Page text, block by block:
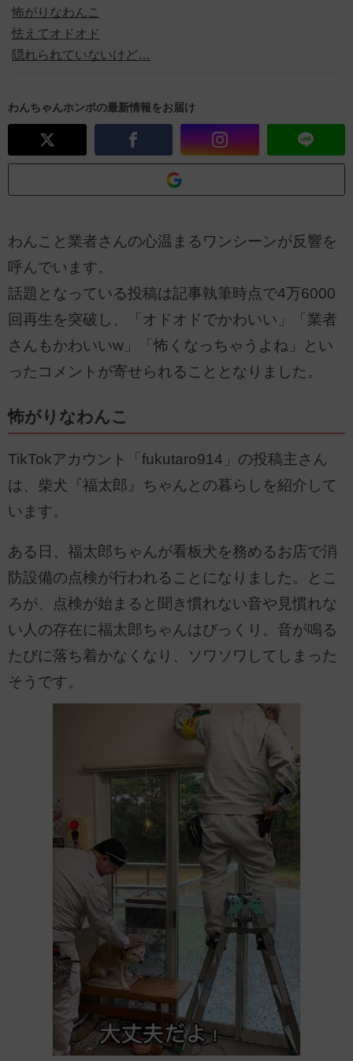
怖がりなわんこ
怯えてオドオド
隠れられていないけど…
わんちゃんホンポの最新情報をお届け
わんこと業者さんの心温まるワンシーンが反響を
呼んでいます。
話題となっている投稿は記事執筆時点で4万6000
回再生を突破し、「オドオドでかわいい」「業者
さんもかわいいw」「怖くなっちゃうよね」とい
ったコメントが寄せられることとなりました。
怖がりなわんこ
TikTokアカウント「fukutaro914」の投稿主さん
は、柴犬『福太郎』ちゃんとの暮らしを紹介して
います。
ある日、福太郎ちゃんが看板犬を務めるお店で消
防設備の点検が行われることになりました。とこ
ろが、点検が始まると聞き慣れない音や見慣れな
い人の存在に福太郎ちゃんはびっくり。音が鳴る
たびに落ち着かなくなり、ソワソワしてしまった
そうです。